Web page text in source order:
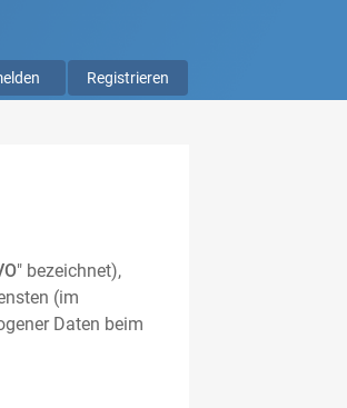
Registrieren
" bezeichnet),
(im
Daten beim